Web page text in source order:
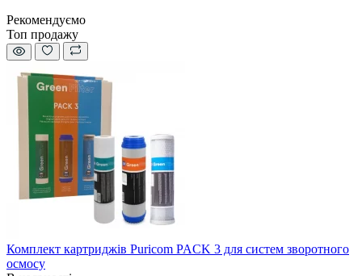
Рекомендуємо
Топ продажу
Комплект картриджів Puricom PACK 3 для систем зворотного
осмосу